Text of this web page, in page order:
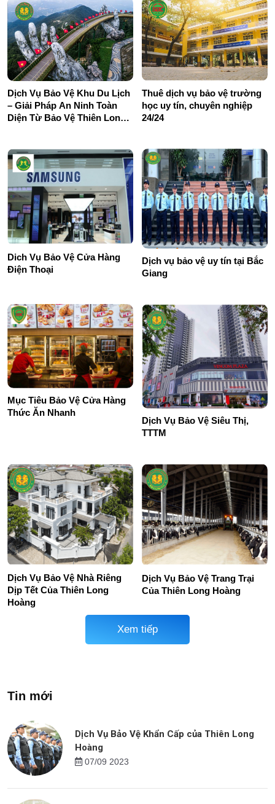
Dịch Vụ Bảo Vệ Khu Du Lịch
– Giải Pháp An Ninh Toàn
Diện Từ Bảo Vệ Thiên Long
Thuê dịch vụ bảo vệ trường
học uy tín, chuyên nghiệp
24/24
Dich Vụ Bảo Vệ Cửa Hàng
Điện Thoại
Dịch vụ bảo vệ uy tín tại Bắc
Giang
Mục Tiêu Bảo Vệ Cửa Hàng
Thức Ăn Nhanh
Dịch Vụ Bảo Vệ Siêu Thị,
TTTM
Dịch Vụ Bảo Vệ Nhà Riêng
Dịp Tết Của Thiên Long
Hoàng
Dịch Vụ Bảo Vệ Trang Trại
Của Thiên Long Hoàng
Xem tiếp
Tin mới
Dịch Vụ Bảo Vệ Khẩn Cấp của Thiên Long
Hoàng
07/09 2023